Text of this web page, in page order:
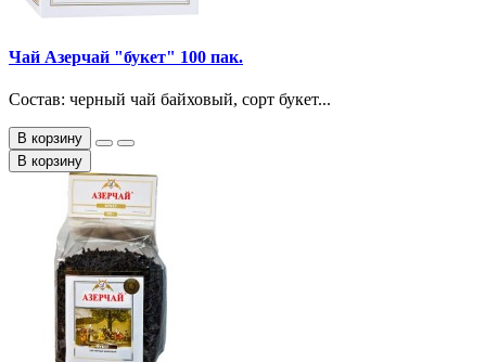
Чай Азерчай "букет" 100 пак.
Состав: черный чай байховый, сорт букет...
В корзину
В корзину